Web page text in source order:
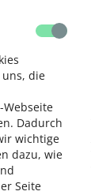
die
Webseite
Dadurch
wichtige
dazu, wie
Seite
1990er
Mit fast
des
mal wieder